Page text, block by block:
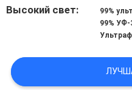
ВИДЕОЗАПИСИ
НАС
Высокий свет: 99%
99% УФ-